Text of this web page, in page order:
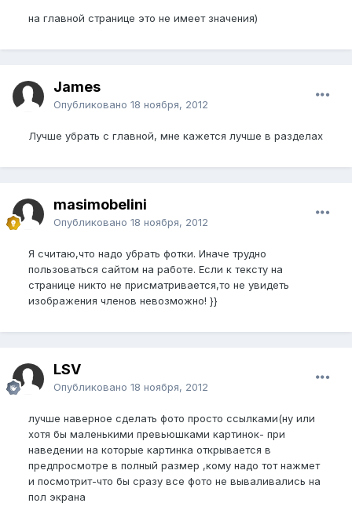
на главной странице это не имеет значения)
James
Опубликовано 18 ноября, 2012
Лучше убрать с главной, мне кажется лучше в разделах
masimobelini
Опубликовано 18 ноября, 2012
Я считаю,что надо убрать фотки. Иначе трудно
пользоваться сайтом на работе. Если к тексту на
странице никто не присматривается,то не увидеть
изображения членов невозможно! }}
LSV
Опубликовано 18 ноября, 2012
лучше наверное сделать фото просто ссылками(ну или
хотя бы маленькими превьюшками картинок- при
наведении на которые картинка открывается в
предпросмотре в полный размер ,кому надо тот нажмет
и посмотрит-что бы сразу все фото не вываливались на
пол экрана